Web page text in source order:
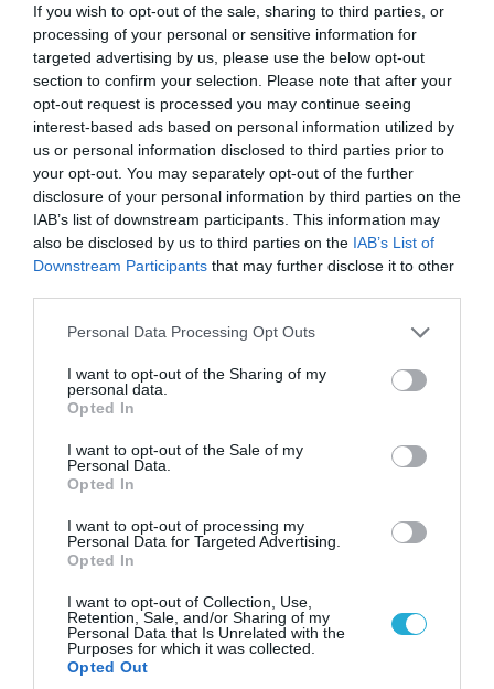
If you wish to opt-out of the sale, sharing to third parties, or
processing of your personal or sensitive information for
targeted advertising by us, please use the below opt-out
section to confirm your selection. Please note that after your
opt-out request is processed you may continue seeing
interest-based ads based on personal information utilized by
us or personal information disclosed to third parties prior to
your opt-out. You may separately opt-out of the further
disclosure of your personal information by third parties on the
IAB’s list of downstream participants. This information may
also be disclosed by us to third parties on the IAB’s List of
Downstream Participants that may further disclose it to other
Please note that this website/app uses one or more Google
not limited to your visit or usage behaviour. You may click to
grant or deny consent to Google and its third-party tags to
use your data for below specified purposes in below Google
consent section.
Personal Data Processing Opt Outs
I want to opt-out of the Sharing of my
personal data.
Opted In
I want to opt-out of the Sale of my
Personal Data.
Opted In
I want to opt-out of processing my
Personal Data for Targeted Advertising.
Opted In
I want to opt-out of Collection, Use,
Retention, Sale, and/or Sharing of my
Personal Data that Is Unrelated with the
Purposes for which it was collected.
Opted Out
06.08.2026 | 14:02
«Επιχείρηση ελεύθερα πεζοδρόμια» στην
Αθήνα: Απομακρύνθηκαν παράνομα
αντικείμενα από κοινόχρηστους χώρους
06.08.2026 | 09:03